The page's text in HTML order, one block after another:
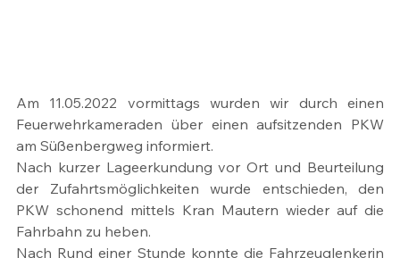
Am 11.05.2022 vormittags wurden wir durch einen
Feuerwehrkameraden über einen aufsitzenden PKW
am Süßenbergweg informiert.
Nach kurzer Lageerkundung vor Ort und Beurteilung
der Zufahrtsmöglichkeiten wurde entschieden, den
PKW schonend mittels Kran Mautern wieder auf die
Fahrbahn zu heben.
Nach Rund einer Stunde konnte die Fahrzeuglenkerin